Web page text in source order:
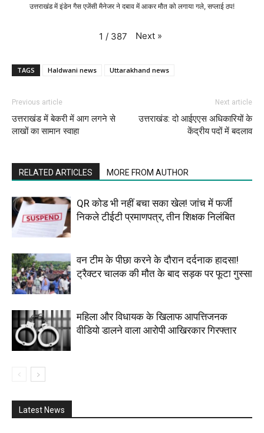
उत्तराखंड में इंडेन गैस एजेंसी मैनेजर ने दबाव में आकर मौत को लगाया गले, सप्लाई ठप!
1 / 387 Next »
TAGS Haldwani news Uttarakhand news
Previous article
उत्तराखंड में बेकरी में आग लगने से
लाखों का सामान स्वाहा
Next article
उत्तराखंड: दो आईएएस अधिकारियों के
केंद्रीय पदों में बदलाव
RELATED ARTICLES MORE FROM AUTHOR
QR कोड भी नहीं बचा सका खेल! जांच में फर्जी
निकले टीईटी प्रमाणपत्र, तीन शिक्षक निलंबित
वन टीम के पीछा करने के दौरान दर्दनाक हादसा!
ट्रैक्टर चालक की मौत के बाद सड़क पर फूटा गुस्सा
महिला और विधायक के खिलाफ आपत्तिजनक
वीडियो डालने वाला आरोपी आखिरकार गिरफ्तार
Latest News